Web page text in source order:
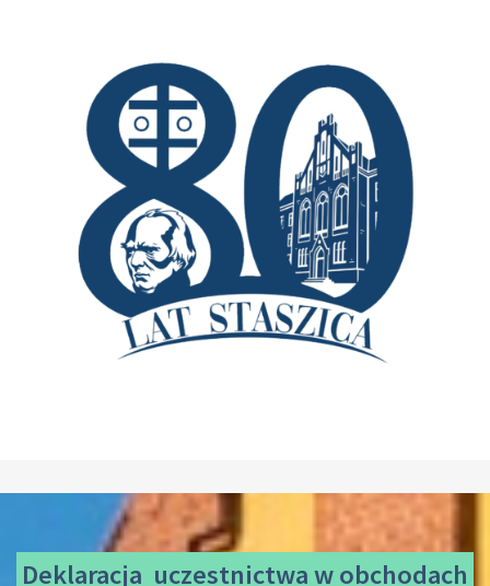
Deklaracja uczestnictwaw obchodach